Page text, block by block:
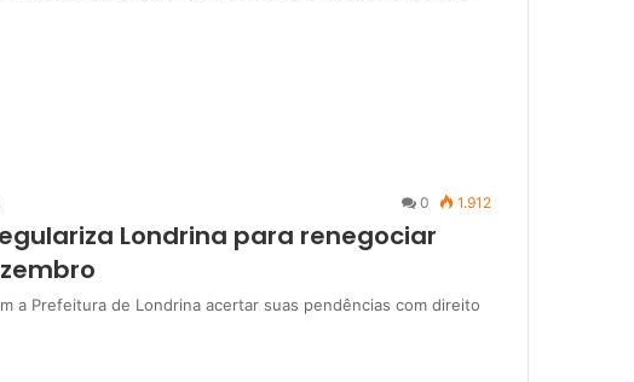
0 1.912
Londrina para renegociar
a Prefeitura de Londrina acertar suas pendências com direito